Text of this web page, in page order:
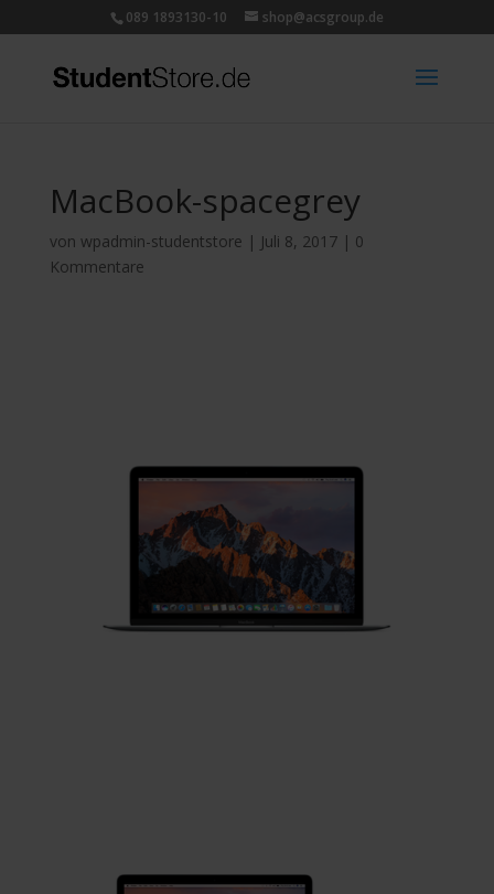
089 1893130-10 shop@acsgroup.de
MacBook-spacegrey
von wpadmin-studentstore | Juli 8, 2017| 0
Kommentare